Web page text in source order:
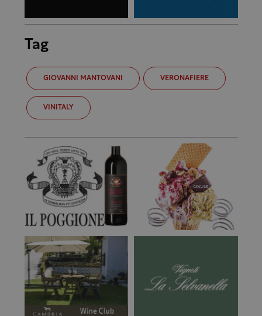
Tag
GIOVANNI MANTOVANI VERONAFIERE
VINITALY